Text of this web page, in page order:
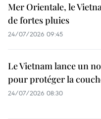
Mer Orientale, le
de fortes pluies
24/07/2026 09:45
Le Vietnam lance un
pour protéger la
24/07/2026 08:30